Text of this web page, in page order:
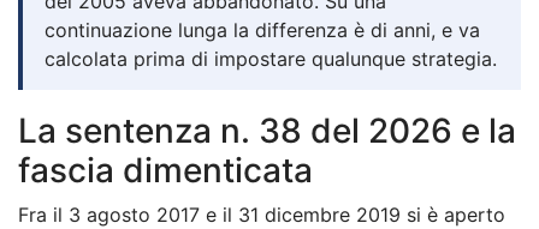
continuazione lunga la differenza è di anni, e va
calcolata prima di impostare qualunque strategia.
La sentenza n. 38 del 2026 e la
fascia dimenticata
Fra il 3 agosto 2017 e il 31 dicembre 2019 si è aperto